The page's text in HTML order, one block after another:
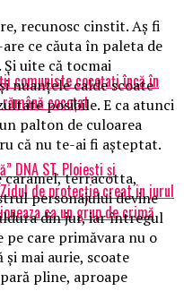
comuniste cocoțați încă în
cocoțat
DNA ST. Ploiești și
de protecție creat in jurul
ca un grup de crimă
recunosc cinstit. Aș fi
ce căuta în paleta de
uite că tocmai
nuanțele calde scoate
posibile. E ca atunci
palton de culoarea
că nu te-ai fi așteptat.
caramel, terracotta,
personajului devine
din jur, iar întregul
care primăvara nu o
și mai aurie, scoate
pline, aproape